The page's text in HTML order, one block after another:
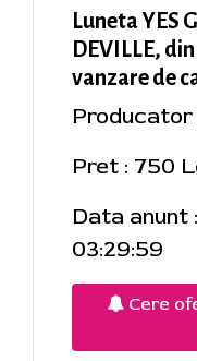
Luneta YES
DEVILLE,
vanzare de
Producator
Pret : 750
Data anunt
03:29:59
Cere